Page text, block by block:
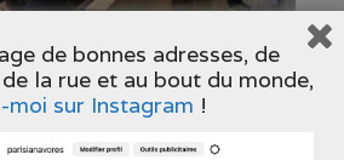
de bonnes adresses, de
la rue et au bout du monde,
moi sur Instagram !